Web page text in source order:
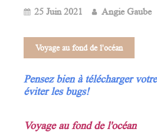
25 Juin 2021 Angie Gaube
Voyage au fond de l'océan
Pensez bien à télécharger
éviter les bugs!
Voyage au fond de l'océan